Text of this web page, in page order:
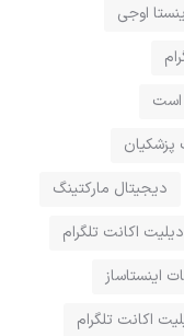
اوجی
است
پزشکیان
دیجیتال مارکتینگ
دیلیت اکانت تلگرام
اینستاساز
اکانت تلگرام